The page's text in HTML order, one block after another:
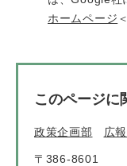
ホームページ
このページに
政策企画部 広
〒386-8601